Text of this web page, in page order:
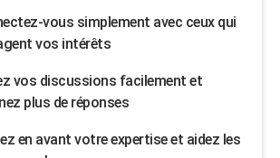
vous simplement avec ceux qui
vos intérêts
vos discussions facilement et
plus de réponses
en avant votre expertise et aidez les